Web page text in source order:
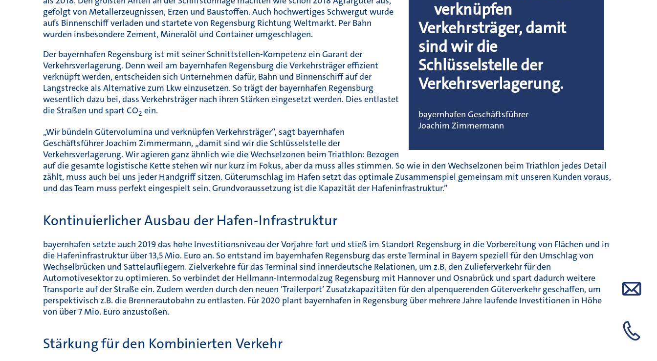
verknüpfen
Verkehrsträger, damit
sind wir die
Schlüsselstelle der
Verkehrsverlagerung.
bayernhafen Geschäftsführer
Joachim Zimmermann
gefolgt von Metallerzeugnissen, Erzen und Baustoffen. Auch hochwertiges Schwergut wurde
aufs Binnenschiff verladen und startete von Regensburg Richtung Weltmarkt. Per Bahn
wurden insbesondere Zement, Mineralöl und Container umgeschlagen.
Der bayernhafen Regensburg ist mit seiner Schnittstellen-Kompetenz ein Garant der
Verkehrsverlagerung. Denn weil am bayernhafen Regensburg die Verkehrsträger effizient
verknüpft werden, entscheiden sich Unternehmen dafür, Bahn und Binnenschiff auf der
Langstrecke als Alternative zum Lkw einzusetzen. So trägt der bayernhafen Regensburg
wesentlich dazu bei, dass Verkehrsträger nach ihren Stärken eingesetzt werden. Dies entlastet
die Straßen und spart CO2 ein.
„Wir bündeln Gütervolumina und verknüpfen Verkehrsträger“, sagt bayernhafen
Geschäftsführer Joachim Zimmermann, „damit sind wir die Schlüsselstelle der
Verkehrsverlagerung. Wir agieren ganz ähnlich wie die Wechselzonen beim Triathlon: Bezogen
auf die gesamte logistische Kette stehen wir nur kurz im Fokus, aber da muss alles stimmen. So wie in den Wechselzonen beim Triathlon jedes Detail
zählt, muss auch bei uns jeder Handgriff sitzen. Güterumschlag im Hafen setzt das optimale Zusammenspiel gemeinsam mit unseren Kunden voraus,
und das Team muss perfekt eingespielt sein. Grundvoraussetzung ist die Kapazität der Hafeninfrastruktur.”
Kontinuierlicher Ausbau der Hafen-Infrastruktur
bayernhafen setzte auch 2019 das hohe Investitionsniveau der Vorjahre fort und stieß im Standort Regensburg in die Vorbereitung von Flächen und in
die Hafeninfrastruktur über 13,5 Mio. Euro an. So entstand im bayernhafen Regensburg das erste Terminal in Bayern speziell für den Umschlag von
Wechselbrücken und Sattelaufliegern. Zielverkehre für das Terminal sind innerdeutsche Relationen, um z.B. den Zulieferverkehr für den
Automotivesektor zu optimieren. So verbindet der Hellmann-Intermodalzug Regensburg mit Hannover und Osnabrück und spart dadurch weitere
Transporte auf der Straße ein. Zudem werden durch den neuen ’Trailerport’ Zusatzkapazitäten für den alpenquerenden Güterverkehr geschaffen, um
perspektivisch z.B. die Brennerautobahn zu entlasten. Für 2020 plant bayernhafen in Regensburg über mehrere Jahre laufende Investitionen in Höhe
von über 7 Mio. Euro anzustoßen.
Stärkung für den Kombinierten Verkehr